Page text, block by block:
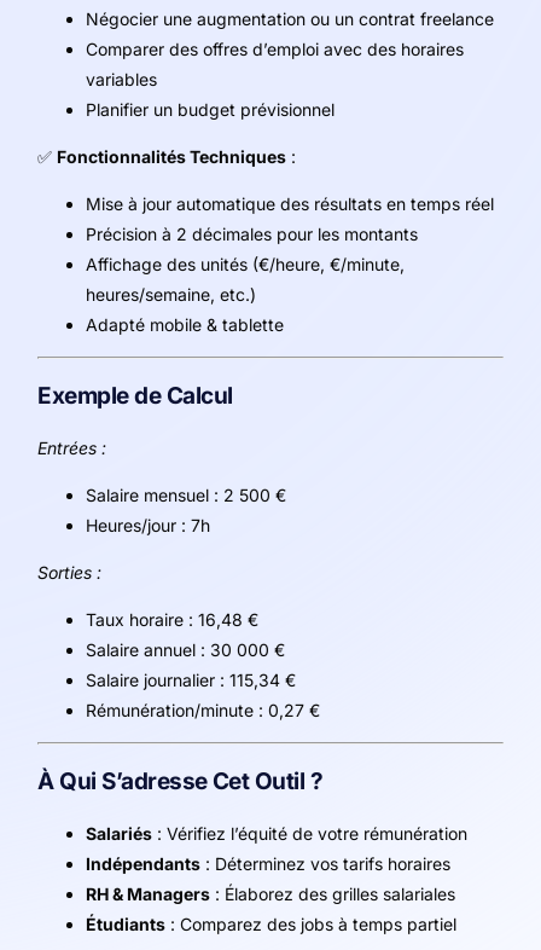
Négocier une augmentation ou un contrat freelance
Comparer des offres d’emploi avec des horaires
variables
Planifier un budget prévisionnel
✅ Fonctionnalités Techniques :
Mise à jour automatique des résultats en temps réel
Précision à 2 décimales pour les montants
Affichage des unités (€/heure, €/minute,
heures/semaine, etc.)
Adapté mobile & tablette
Exemple de Calcul
Entrées :
Salaire mensuel : 2 500 €
Heures/jour : 7h
Sorties :
Taux horaire : 16,48 €
Salaire annuel : 30 000 €
Salaire journalier : 115,34 €
Rémunération/minute : 0,27 €
À Qui S’adresse Cet Outil ?
Salariés : Vérifiez l’équité de votre rémunération
Indépendants : Déterminez vos tarifs horaires
RH & Managers : Élaborez des grilles salariales
Étudiants : Comparez des jobs à temps partiel